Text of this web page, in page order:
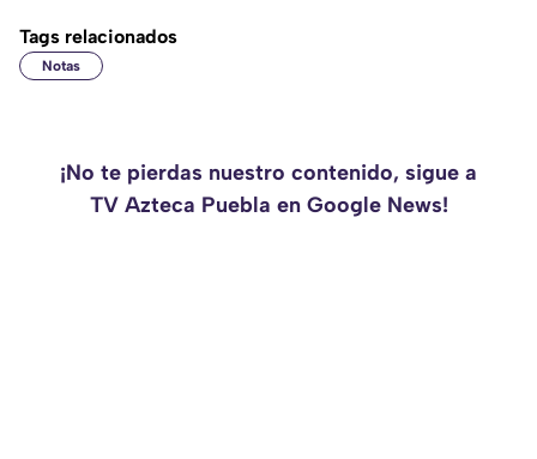
Tags relacionados
Notas
¡No te pierdas nuestro contenido, sigue a
TV Azteca Puebla en Google News!